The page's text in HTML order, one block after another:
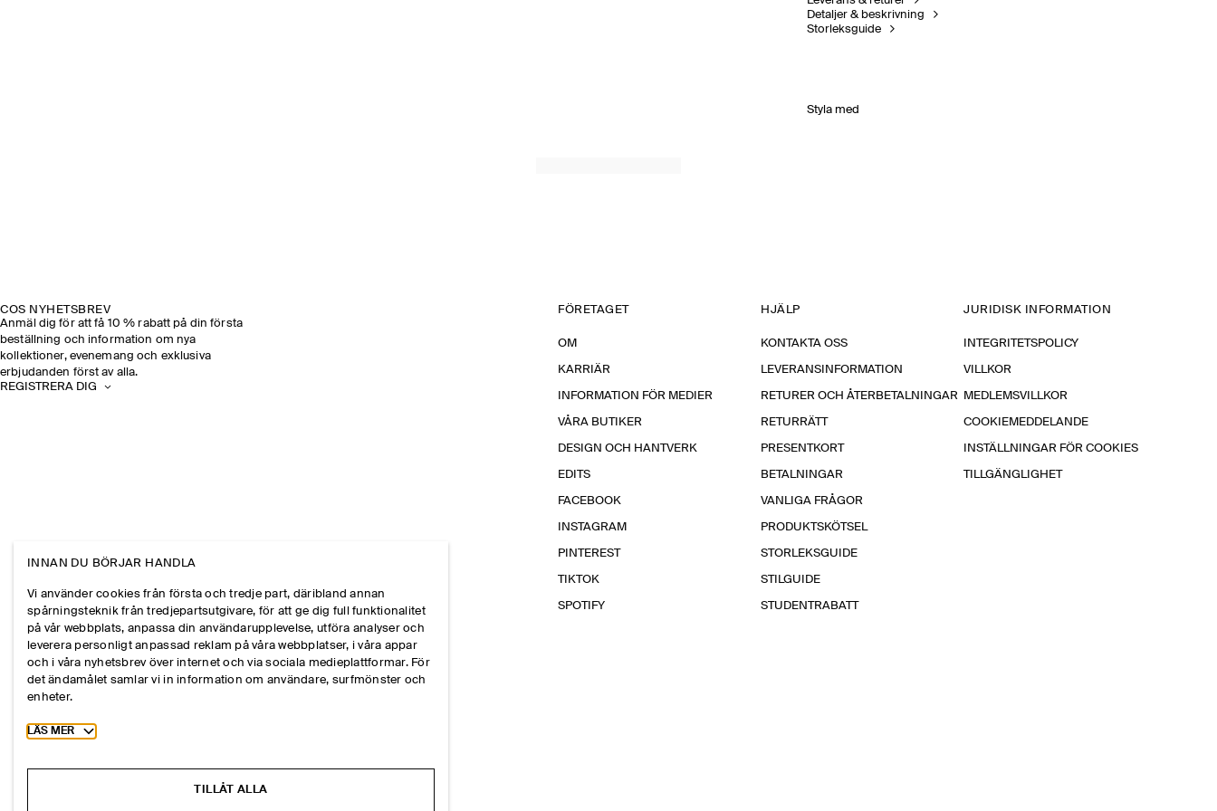
Detaljer & beskrivning
Storleksguide
Styla med
COS NYHETSBREV
Anmäl dig för att få 10 % rabatt på din första
beställning och information om nya
kollektioner, evenemang och exklusiva
erbjudanden först av alla.
REGISTRERA DIG
FÖRETAGET
OM
KARRIÄR
INFORMATION FÖR MEDIER
VÅRA BUTIKER
DESIGN OCH HANTVERK
EDITS
FACEBOOK
INSTAGRAM
PINTEREST
TIKTOK
SPOTIFY
HJÄLP
KONTAKTA OSS
LEVERANSINFORMATION
RETURER OCH ÅTERBETALNINGAR
RETURRÄTT
PRESENTKORT
BETALNINGAR
VANLIGA FRÅGOR
PRODUKTSKÖTSEL
STORLEKSGUIDE
STILGUIDE
STUDENTRABATT
JURIDISK INFORMATION
INTEGRITETSPOLICY
VILLKOR
MEDLEMSVILLKOR
COOKIEMEDDELANDE
INSTÄLLNINGAR FÖR COOKIES
TILLGÄNGLIGHET
INNAN DU BÖRJAR HANDLA
Vi använder cookies från första och tredje part, däribland annan
spårningsteknik från tredjepartsutgivare, för att ge dig full funktionalitet
på vår webbplats, anpassa din användarupplevelse, utföra analyser och
leverera personligt anpassad reklam på våra webbplatser, i våra appar
och i våra nyhetsbrev över internet och via sociala medieplattformar. För
det ändamålet samlar vi in information om användare, surfmönster och
enheter.
Toggle more cookie information
LÄS MER
TILLÅT ALLA